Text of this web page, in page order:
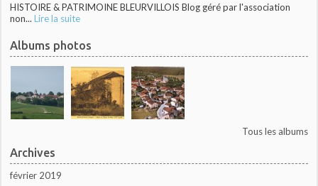
HISTOIRE & PATRIMOINE BLEURVILLOIS Blog géré par l'association
non... Lire la suite
Albums photos
Tous les albums
Archives
février 2019